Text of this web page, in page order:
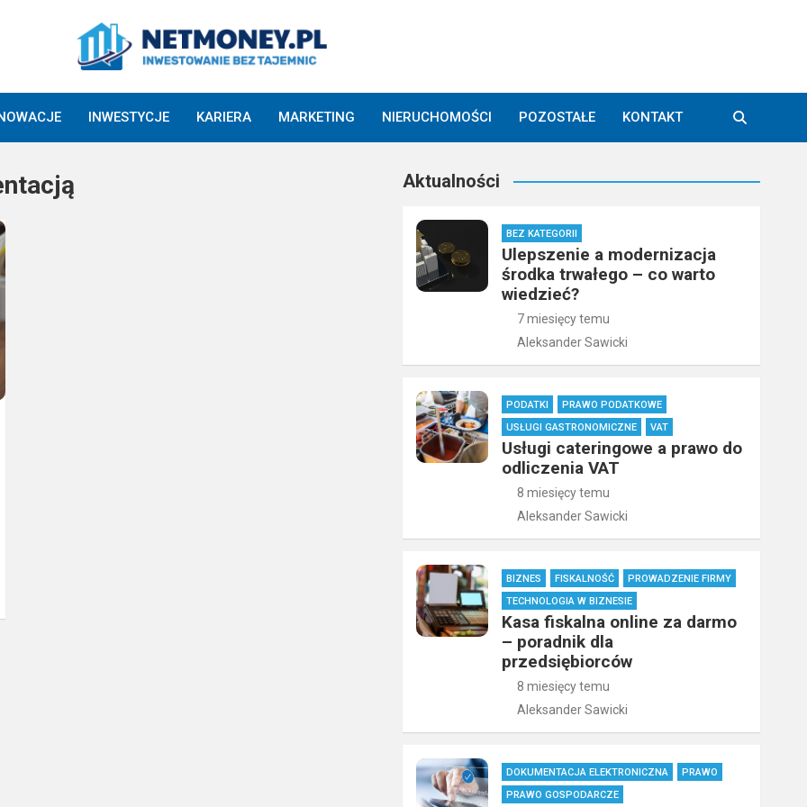
INWESTYCJE KARIERA MARKETING NIERUCHOMOŚCI POZOSTAŁE KONTAKT
Aktualności
BEZ KATEGORII
Ulepszenie a modernizacja
środka trwałego – co warto
wiedzieć?
7 miesięcy temu
Aleksander Sawicki
PODATKI
PRAWO PODATKOWE
USŁUGI GASTRONOMICZNE
VAT
Usługi cateringowe a prawo do
odliczenia VAT
8 miesięcy temu
Aleksander Sawicki
BIZNES FISKALNOŚĆ
PROWADZENIE FIRMY
TECHNOLOGIA W BIZNESIE
Kasa fiskalna online za darmo
– poradnik dla
przedsiębiorców
8 miesięcy temu
Aleksander Sawicki
DOKUMENTACJA ELEKTRONICZNA
PRAWO
PRAWO GOSPODARCZE